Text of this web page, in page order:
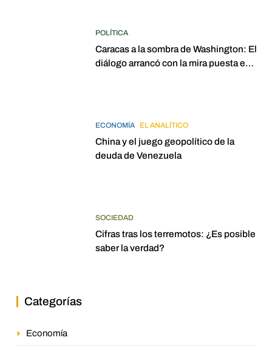
POLÍTICA
Caracas a la sombra de Washington: El
diálogo arrancó con la mira puesta en
ECONOMÍA EL ANALÍTICO
China y el juego geopolítico de la
deuda de Venezuela
SOCIEDAD
Cifras tras los terremotos: ¿Es posible
saber la verdad?
Categorías
Economía